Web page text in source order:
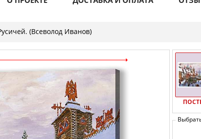
(Всеволод Иванов)